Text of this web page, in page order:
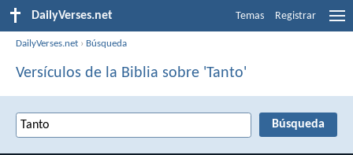
DailyVerses.net Temas Registrar
DailyVerses.net › Búsqueda
Versículos de la Biblia sobre 'Tanto'